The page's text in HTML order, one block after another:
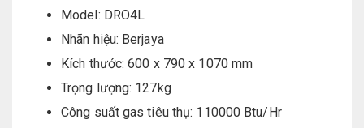
Model: DRO4L
Nhãn hiệu: Berjaya
Kích thước: 600 x 790 x 1070 mm
Trọng lượng: 127kg
Công suất gas tiêu thụ: 110000 Btu/Hr